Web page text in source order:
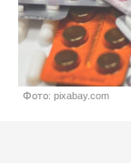
Фото: pixabay.com